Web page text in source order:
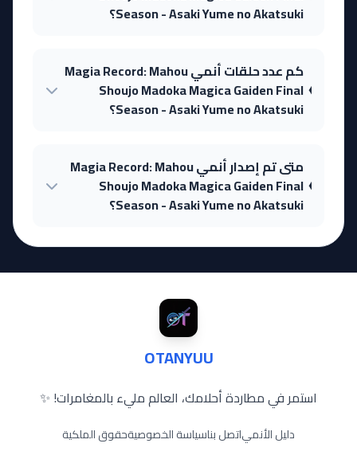
Season - Asaki Yume no Akatsuki؟
كم عدد حلقات أنمي Magia Record: Mahou
Shoujo Madoka Magica Gaiden Final
Season - Asaki Yume no Akatsuki؟
متى تم إصدار أنمي Magia Record: Mahou
Shoujo Madoka Magica Gaiden Final
Season - Asaki Yume no Akatsuki؟
OTANYUU
استمر في مطاردة أحلامك، العالم مليء بالمغامرات! ✨
دليل الأنمياتصل بناسياسة الخصوصيةحقوق الملكية